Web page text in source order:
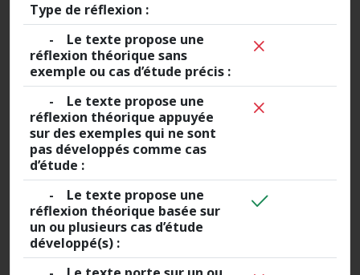
Type de réflexion :
- Le texte propose une
réflexion théorique sans
exemple ou cas d’étude précis :
- Le texte propose une
réflexion théorique appuyée
sur des exemples qui ne sont
pas développés comme cas
d’étude :
- Le texte propose une
réflexion théorique basée sur
un ou plusieurs cas d’étude
développé(s) :